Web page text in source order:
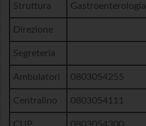
Struttura Gastroenterologia
Direzione
Segreteria
Ambulatori 0803054255
Centralino 0803054111
CUP 0803054300